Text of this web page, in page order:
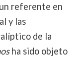
referente en
y las
de la
ha sido objeto